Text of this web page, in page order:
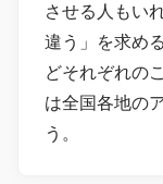
させる人もい
違う」を求め
どそれぞれの
は全国各地の
う。